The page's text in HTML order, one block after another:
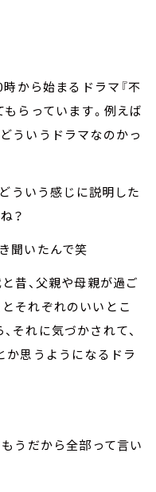
から始まるドラマ『不
らっています。例えば
ういうドラマなのかっ
どういう感じに説明した
？
聞いたんで笑
昔、父親や母親が過ご
それぞれのいいとこ
それに気づかされて、
か思うようになるドラ
もうだから全部って言い